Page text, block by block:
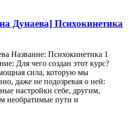
Дунаева] Психокинетика
Название: Психокинетика 1
Для чего создан этот курс?
сила, которую мы
даже не подозревая о ней:
настройки себе, другим,
необратимые пути и